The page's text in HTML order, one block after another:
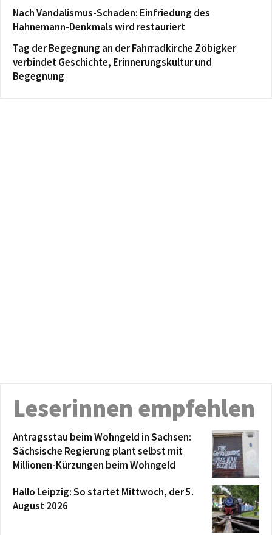
Nach Vandalismus-Schaden: Einfriedung des
Hahnemann-Denkmals wird restauriert
Tag der Begegnung an der Fahrradkirche Zöbigker
verbindet Geschichte, Erinnerungskultur und
Begegnung
Leserinnen empfehlen
Antragsstau beim Wohngeld in Sachsen:
Sächsische Regierung plant selbst mit
Millionen-Kürzungen beim Wohngeld
Hallo Leipzig: So startet Mittwoch, der 5.
August 2026